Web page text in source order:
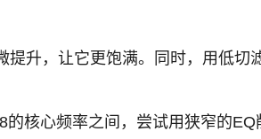
升，让它更饱满。同时，用低切
核心频率之间，尝试用狭窄的